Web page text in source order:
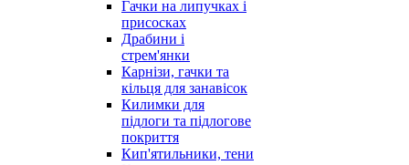
Гачки на липучках і
присосках
Драбини і
стрем'янки
Карнізи, гачки та
кільця для занавісок
Килимки для
підлоги та підлогове
покриття
Кип'ятильники, тени